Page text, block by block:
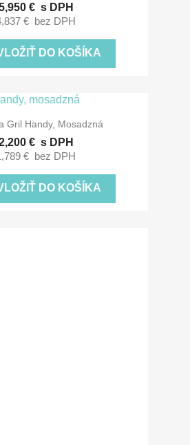
€ s DPH
€ bez DPH
DO KOŠÍKA
Gril Handy, Mosadzná
€ s DPH
€ bez DPH
DO KOŠÍKA